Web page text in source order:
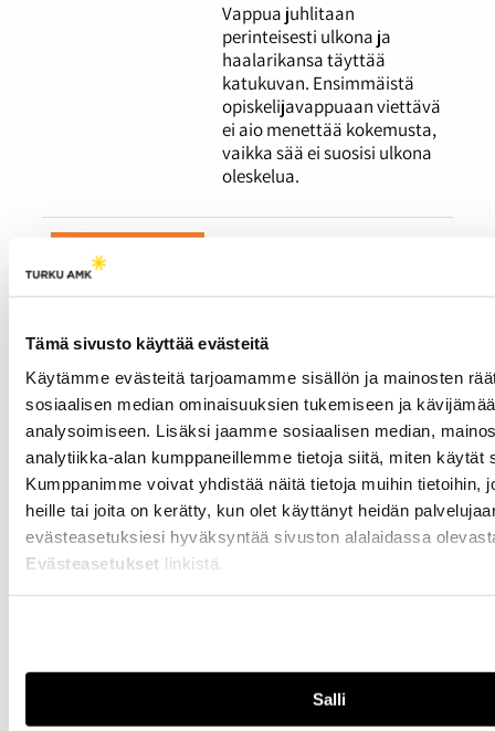
Tämä sivusto käyttää evästeitä
Käytämme evästeitä tarjoamamme sisällön ja mainosten
sosiaalisen median ominaisuuksien tukemiseen ja
analysoimiseen. Lisäksi jaamme sosiaalisen median,
analytiikka-alan kumppaneillemme tietoja siitä, miten käytät
Kumppanimme voivat yhdistää näitä tietoja muihin tietoihin,
heille tai joita on kerätty, kun olet käyttänyt heidän
evästeasetuksiesi hyväksyntää sivuston alalaidassa
Evästeasetukset linkistä.
Salli
Vappua juhlitaan
perinteisesti ulkona ja
haalarikansa täyttää
katukuvan. Ensimmäistä
opiskelijavappuaan viettävä
ei aio menettää kokemusta,
vaikka sää ei suosisi ulkona
oleskelua.
lähetysviikon kruunaa
Radio Tutkan kevätkautta
on jäljellä enää kaksi
viikkoa.
Radio Tutkan toisella
lähetysviikolla
Tällä viikolla lähetyksissä